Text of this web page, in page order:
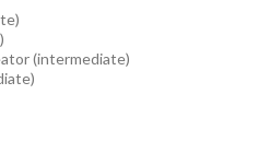
)
)
(intermediate)
)